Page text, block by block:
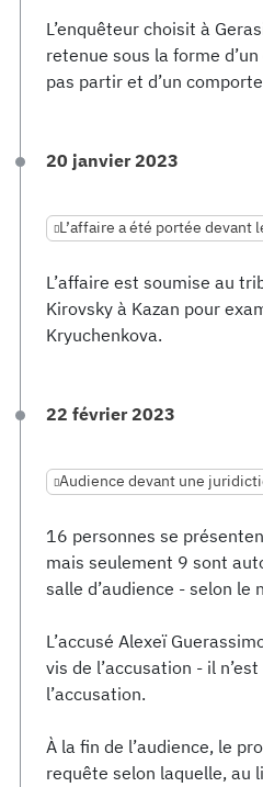
L’enquêteur choisit à
retenue sous la forme
pas partir et d’un
20 janvier 2023
L’affaire a été portée devant
L’affaire est soumise au
Kirovsky à Kazan pour
Kryuchenkova.
22 février 2023
Audience devant une
16 personnes se
mais seulement 9 sont
salle d’audience - selon le
L’accusé Alexeï
vis de l’accusation - il
l’accusation.
À la fin de l’audience, le
requête selon laquelle, au